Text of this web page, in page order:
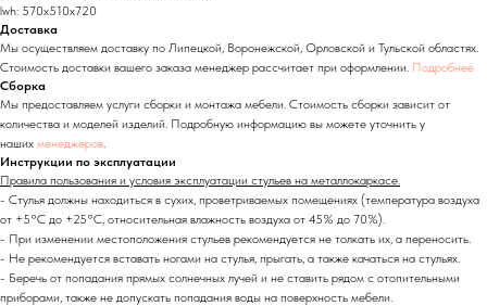
lwh: 570x510x720
Доставка
Мы осуществляем доставку по Липецкой, Воронежской, Орловской и Тульской областях.
Стоимость доставки вашего заказа менеджер рассчитает при оформлении. Подробнее
Сборка
Мы предоставляем услуги сборки и монтажа мебели. Стоимость сборки зависит от
количества и моделей изделий. Подробную информацию вы можете уточнить у
наших менеджеров.
Инструкции по эксплуатации
Правила пользования и условия эксплуатации стульев на металлокаркасе.
- Стулья должны находиться в сухих, проветриваемых помещениях (температура воздуха
от +5°C до +25°C, относительная влажность воздуха от 45% до 70%).
- При изменении местоположения стульев рекомендуется не толкать их, а переносить.
- Не рекомендуется вставать ногами на стулья, прыгать, а также качаться на стульях.
- Беречь от попадания прямых солнечных лучей и не ставить рядом с отопительными
приборами, также не допускать попадания воды на поверхность мебели.